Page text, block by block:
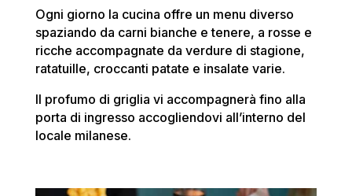
Ogni giorno la cucina offre un menu diverso
spaziando da carni bianche e tenere, a rosse e
ricche accompagnate da verdure di stagione,
ratatuille, croccanti patate e insalate varie.
Il profumo di griglia vi accompagnerà fino alla
porta di ingresso accogliendovi all’interno del
locale milanese.